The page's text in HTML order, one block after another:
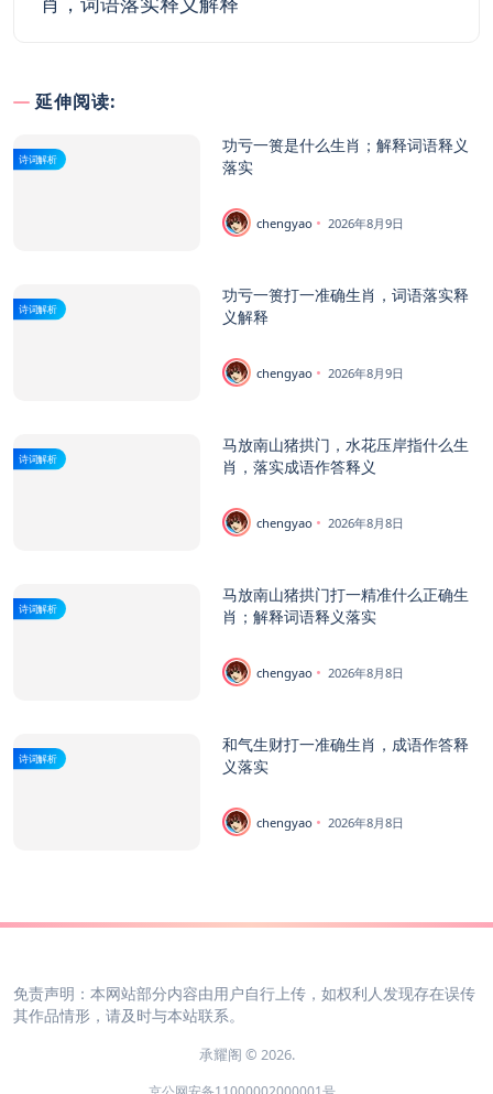
延伸阅读:
诗词解析
功亏一篑是什么生肖；解释词语释义
落实
chengyao 2026年8月9日
诗词解析
功亏一篑打一准确生肖，词语落实释
义解释
chengyao 2026年8月9日
诗词解析
马放南山猪拱门，水花压岸指什么生
肖，落实成语作答释义
chengyao 2026年8月8日
诗词解析
马放南山猪拱门打一精准什么正确生
肖；解释词语释义落实
chengyao 2026年8月8日
诗词解析
和气生财打一准确生肖，成语作答释
义落实
chengyao 2026年8月8日
免责声明：本网站部分内容由用户自行上传，如权利人发现存在误传
其作品情形，请及时与本站联系。
承耀阁 © 2026.